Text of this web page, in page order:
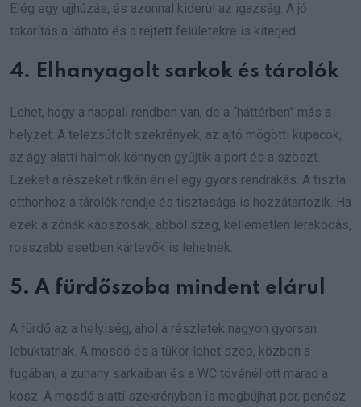
Elég egy ujjhúzás, és azonnal kiderül az igazság. A jó
takarítás a látható és a rejtett felületekre is kiterjed.
4. Elhanyagolt sarkok és tárolók
Lehet, hogy a nappali rendben van, de a “háttérben” más a
helyzet. A telezsúfolt szekrények, az ajtó mögötti kupacok,
az ágy alatti halmok könnyen gyűjtik a port és a szöszt.
Ezeket a részeket ritkán éri el egy gyors rendrakás. A tiszta
otthonhoz a tárolók rendje és tisztasága is hozzátartozik. Ha
ezek a zónák káoszosak, abból szag, kellemetlen lerakódás,
rosszabb esetben kártevők is lehetnek.
5. A fürdőszoba mindent elárul
A fürdő az a helyiség, ahol a részletek nagyon gyorsan
lebuktatnak. A mosdó és a tükör lehet szép, közben a
fugában, a zuhany sarkaiban és a WC tövénél ott marad a
kosz. A mosdó alatti szekrényben is megbújhat por, penész